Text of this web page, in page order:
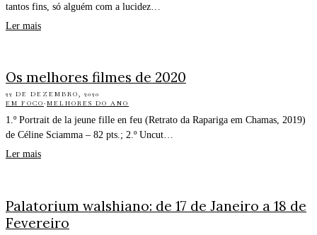
tantos fins, só alguém com a lucidez…
Ler mais
Os melhores filmes de 2020
22 DE DEZEMBRO, 2020
EM FOCO·MELHORES DO ANO
1.º Portrait de la jeune fille en feu (Retrato da Rapariga em Chamas, 2019)
de Céline Sciamma – 82 pts.; 2.º Uncut…
Ler mais
Palatorium walshiano: de 17 de Janeiro a 18 de
Fevereiro